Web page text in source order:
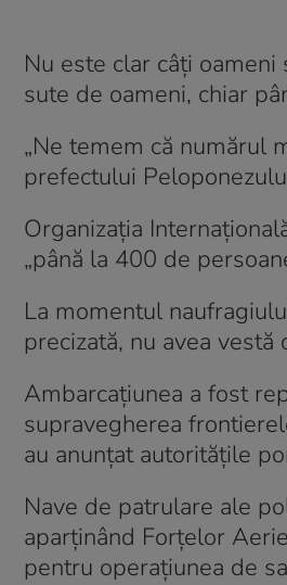
Nu este clar câți
sute de oameni, chiar
„Ne temem că numărul
prefectului
Organizația
„până la 400 de
La momentul
precizată, nu avea vestă
Ambarcaţiunea a fost
supravegherea
au anunţat autorităţile
Nave de patrulare ale
aparţinând Forţelor
pentru operațiunea de